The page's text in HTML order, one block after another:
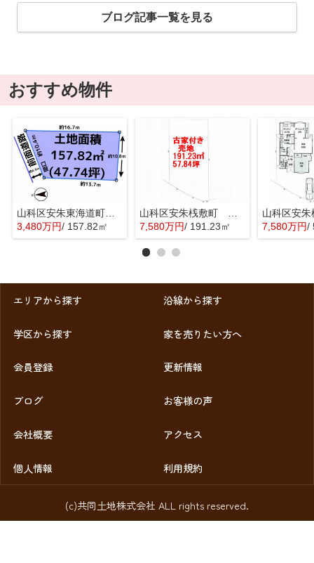
ブログ記事一覧を見る
おすすめ物件
山科区安朱東海道町 売地
3,480万円/ 157.82㎡
山科区安朱桟敷町 売地
7,580万円/ 191.23㎡ 7,580万円/
エリアから探す 沿線から探す
学区から探す 家を売りたい方へ
会員登録 更新情報
ブログ お客様の声
会社概要 アクセス
個人情報 利用規約
(c)共同土地株式会社 ALL rights reserved.